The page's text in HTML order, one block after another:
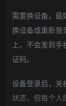
需要换设备，最
换设备或重新登
上，不会发到
证码。
设备登录后，关
状态，但每个人